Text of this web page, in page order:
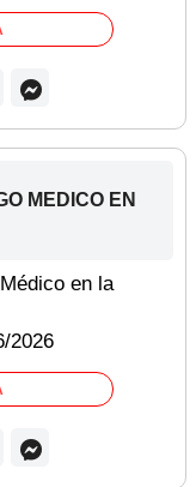
MEDICO EN
en la
2026